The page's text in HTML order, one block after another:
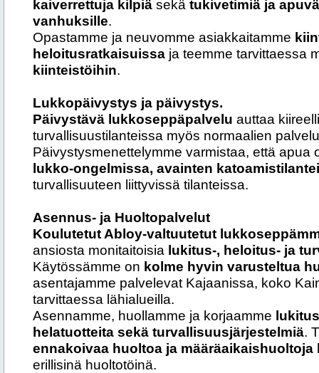
kaiverrettuja kilpiä sekä tukivetimiä ja
vanhuksille.
Opastamme ja neuvomme asiakkaitamme
heloitusratkaisuissa ja teemme tarvittaessa
kiinteistöihin.
Lukkopäivystys ja päivystys.
Päivystävä lukkoseppäpalvelu auttaa
turvallisuustilanteissa myös normaalien
Päivystysmenettelymme varmistaa, että apua
lukko-ongelmissa, avainten
turvallisuuteen liittyvissä tilanteissa.
Asennus- ja Huoltopalvelut
Koulutetut Abloy-valtuutetut
ansiosta monitaitoisia lukitus-, heloitus- ja
Käytössämme on kolme hyvin varusteltua
asentajamme palvelevat Kajaanissa, koko
tarvittaessa lähialueilla.
Asennamme, huollamme ja korjaamme
helatuotteita sekä turvallisuusjärjestelmiä.
ennakoivaa huoltoa ja määräaikaishuoltoja
erillisinä huoltotöinä.